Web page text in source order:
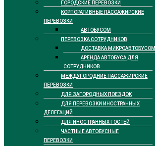
ГОРОДСКИЕ ПЕРЕВОЗКИ
КОРПОРАТИВНЫЕ ПАССАЖИРСКИЕ
ПЕРЕВОЗКИ
АВТОБУСОМ
ПЕРЕВОЗКА СОТРУДНИКОВ
ДОСТАВКА МИКРОАВТОБУСОМ
АРЕНДА АВТОБУСА ДЛЯ
СОТРУДНИКОВ
МЕЖДУГОРОДНИЕ ПАССАЖИРСКИЕ
ПЕРЕВОЗКИ
ДЛЯ ЗАГОРОДНЫХ ПОЕЗДОК
ДЛЯ ПЕРЕВОЗКИ ИНОСТРАННЫХ
ДЕЛЕГАЦИЙ
ДЛЯ ИНОСТРАННЫХ ГОСТЕЙ
ЧАСТНЫЕ АВТОБУСНЫЕ
ПЕРЕВОЗКИ